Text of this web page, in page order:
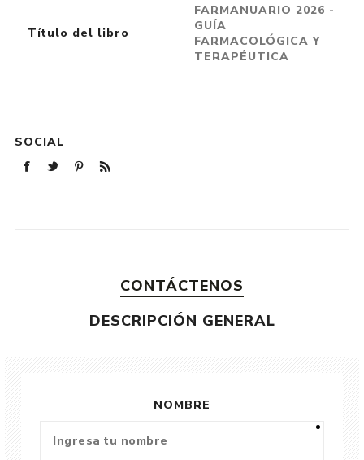
Título del libro
FARMANUARIO 2026 -
GUÍA
FARMACOLÓGICA Y
TERAPÉUTICA
SOCIAL
CONTÁCTENOS
DESCRIPCIÓN GENERAL
NOMBRE